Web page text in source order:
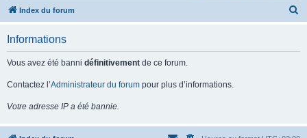
Index du forum
Informations
Vous avez été banni définitivement de ce forum.
Contactez l’Administrateur du forum pour plus d’informations.
Votre adresse IP a été bannie.